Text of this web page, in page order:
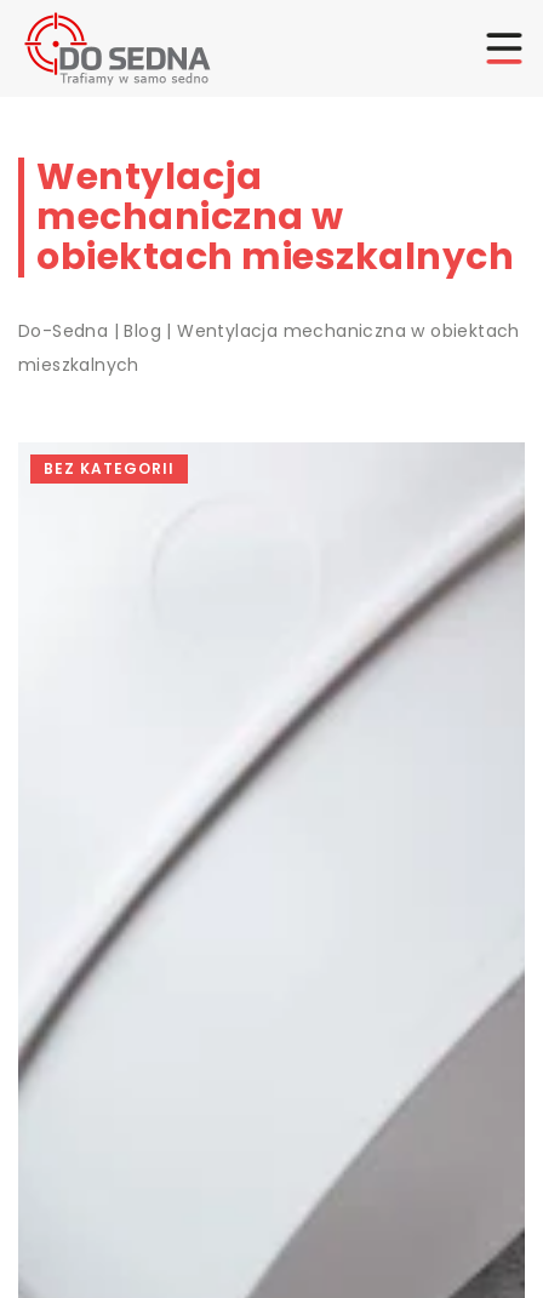
Wentylacja
mechaniczna w
obiektach mieszkalnych
Do-Sedna |Blog |Wentylacja mechaniczna w obiektach
mieszkalnych
BEZ KATEGORII